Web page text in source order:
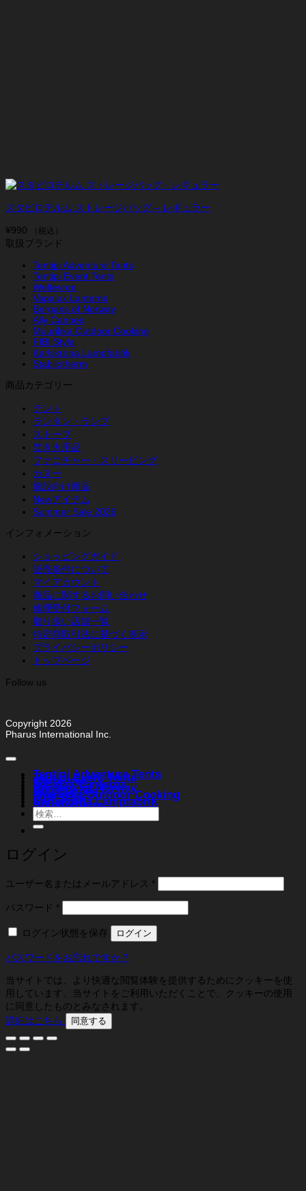
スタビロテルム ストレージバッグ – レギュラー
¥990 （税込）
取扱ブランド
Tentipi Adventure Tents
Tentipi Event Tents
Weltevree
Vapalux Lanterns
Bergans of Norway
Ally Canoes
Muurikka Outdoor Cooking
FIBI Style
Karlskrona Lampfabrik
Stabilotherm
商品カテゴリー
テント
ランタン・ランプ
ストーブ
焚き火用品
ファニチャー・スリーピング
カヌー
施設向け商品
Newアイテム
Summer Sale 2026
インフォメーション
ショッピングガイド
販売条件について
マイアカウント
商品に関するお問い合わせ
修理受付フォーム
取り扱い店舗一覧
特定商取引法に基づく表示
プライバシーポリシー
トップページ
Follow us
Copyright 2026
Pharus International Inc.
Tentipi Adventure Tents
Tentipi Event Tents
Weltevree
Vapalux Lanterns
Bergans of Norway
Ally Canoes
Muurikka Outdoor Cooking
FIBI Style
Karlskrona Lampfabrik
Stabilotherm
検
索
対
象:
ログイン
ユーザー名またはメールアドレス *
パスワード *
ログイン状態を保存
ログイン
パスワードをお忘れですか ?
当サイトでは、より快適な閲覧体験を提供するためにクッキーを使
用しています。当サイトをご利用いただくことで、クッキーの使用
に同意したものとみなされます。
詳細はこちら
同意する